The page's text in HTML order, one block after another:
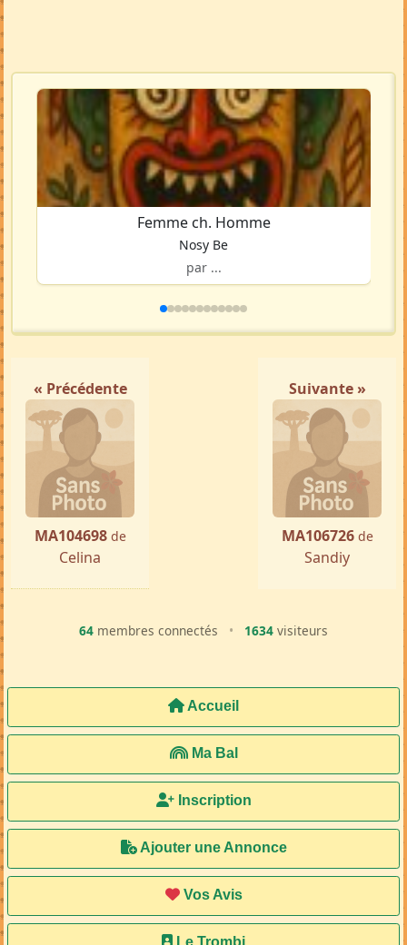
Femme ch. Homme
Nosy Be
par ...
« Précédente
MA104698 de
Celina
Suivante »
MA106726 de
Sandiy
64 membres connectés • 1634 visiteurs
Accueil
Ma Bal
Inscription
Ajouter une Annonce
Vos Avis